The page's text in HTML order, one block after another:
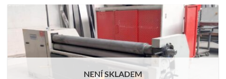
NENÍ SKLADEM